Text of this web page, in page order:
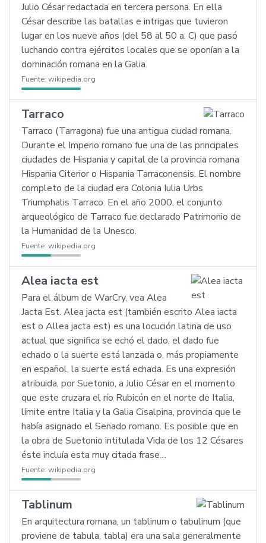
Julio César redactada en tercera persona. En ella
César describe las batallas e intrigas que tuvieron
lugar en los nueve años (del 58 al 50 a. C) que pasó
luchando contra ejércitos locales que se oponían a la
dominación romana en la Galia.
Fuente: wikipedia.org
Tarraco
Tarraco (Tarragona) fue una antigua ciudad romana.
Durante el Imperio romano fue una de las principales
ciudades de Hispania y capital de la provincia romana
Hispania Citerior o Hispania Tarraconensis. El nombre
completo de la ciudad era Colonia Iulia Urbs
Triumphalis Tarraco. En el año 2000, el conjunto
arqueológico de Tarraco fue declarado Patrimonio de
la Humanidad de la Unesco.
Fuente: wikipedia.org
Alea iacta est
Para el álbum de WarCry, vea Alea
Jacta Est. Alea jacta est (también escrito Alea iacta
est o Allea jacta est) es una locución latina de uso
actual que significa se echó el dado, el dado fue
echado o la suerte está lanzada o, más propiamente
en español, la suerte está echada. Es una expresión
atribuida, por Suetonio, a Julio César en el momento
que este cruzara el río Rubicón en el norte de Italia,
límite entre Italia y la Galia Cisalpina, provincia que le
había asignado el Senado romano. Es posible que en
la obra de Suetonio intitulada Vida de los 12 Césares
éste incluía esta muy citada frase…
Fuente: wikipedia.org
Tablinum
En arquitectura romana, un tablinum o tabulinum (que
proviene de tabula, tabla) era una sala generalmente